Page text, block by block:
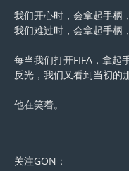
我们开心时，会拿起手柄
我们难过时，会拿起手柄
每当我们打开FIFA，拿起
反光，我们又看到当初的
他在笑着。
关注GON：